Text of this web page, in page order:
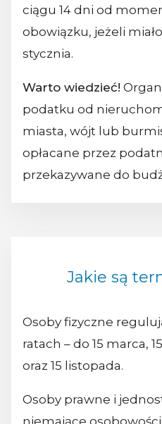
ciągu 14 dni od
obowiązku, jeżeli
stycznia.
Warto wiedzieć!
podatku od
miasta, wójt lub
opłacane przez
przekazywane do
Jakie są
Osoby fizyczne
ratach – do 15 marca,
oraz 15 listopada.
Osoby prawne i